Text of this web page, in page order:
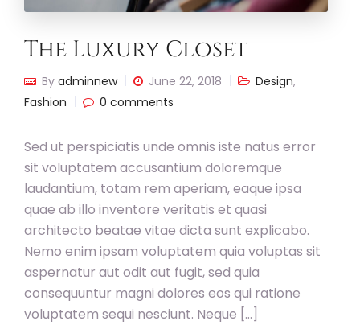
The Luxury Closet
By adminnew June 22, 2018 Design,
Fashion
0 comments
Sed ut perspiciatis unde omnis iste natus error
sit voluptatem accusantium doloremque
laudantium, totam rem aperiam, eaque ipsa
quae ab illo inventore veritatis et quasi
architecto beatae vitae dicta sunt explicabo.
Nemo enim ipsam voluptatem quia voluptas sit
aspernatur aut odit aut fugit, sed quia
consequuntur magni dolores eos qui ratione
voluptatem sequi nesciunt. Neque […]